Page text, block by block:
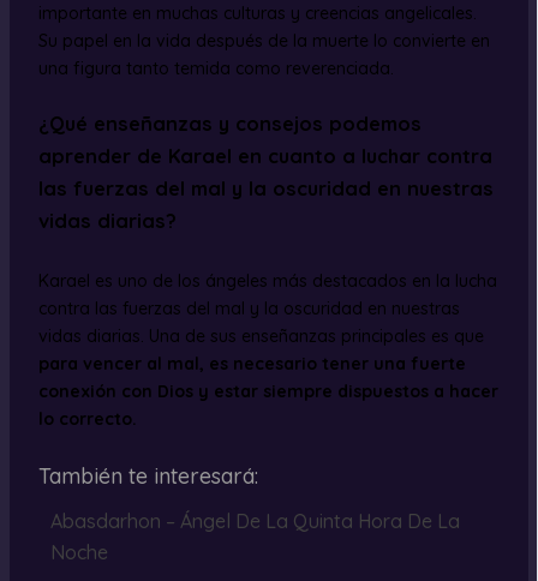
importante en muchas culturas y creencias angelicales.
Su papel en la vida después de la muerte lo convierte en
una figura tanto temida como reverenciada.
¿Qué enseñanzas y consejos podemos
aprender de Karael en cuanto a luchar contra
las fuerzas del mal y la oscuridad en nuestras
vidas diarias?
Karael es uno de los ángeles más destacados en la lucha
contra las fuerzas del mal y la oscuridad en nuestras
vidas diarias. Una de sus enseñanzas principales es que
para vencer al mal, es necesario tener una fuerte
conexión con Dios y estar siempre dispuestos a hacer
lo correcto.
También te interesará:
Abasdarhon – Ángel De La Quinta Hora De La
Noche